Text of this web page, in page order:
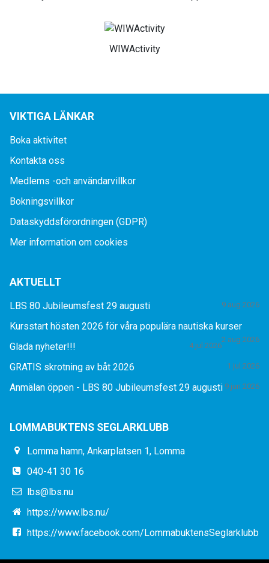
WIWActivity
VIKTIGA LÄNKAR
Boka aktivitet
Kontakta oss
Medlems -och användarvillkor
Bokningsvillkor
Dataskyddsförordningen (GDPR)
Mer information om cookies
AKTUELLT
LBS 80 Jubileumsfest 29 augusti 9 aug 2026
Kursstart hösten 2026 för våra populära nautiska kurser
2 aug 2026
Glada nyheter!!! 4 jul 2026
GRATIS skrotning av båt 2026 1 jul 2026
Anmälan öppen - LBS 80 Jubileumsfest 29 augusti 9 jun 2026
LOMMABUKTENS SEGLARKLUBB
Lomma hamn, Ankarplatsen 1, Lomma
040-41 30 16
lbs@lbs.nu
https://www.lbs.nu/
https://www.facebook.com/LommabuktensSeglarklubb